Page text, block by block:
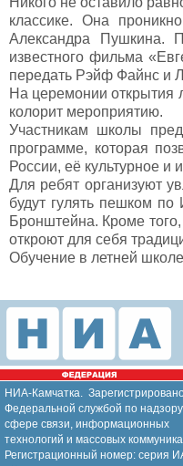
классике. Она
Александра Пушкина.
известного фильма
передать Рэйф Файнс и
На церемонии открытия
колорит мероприятию.
Участникам школы
программе, которая
России, её культурное и
Для ребят организуют
будут гулять пешком по
Бронштейна. Кроме
откроют для себя
Обучение в летней
НИА-Камчатка.
Федеральной службой по
сфере связи, информационных
технологий и массовых
Регистрационный номер: